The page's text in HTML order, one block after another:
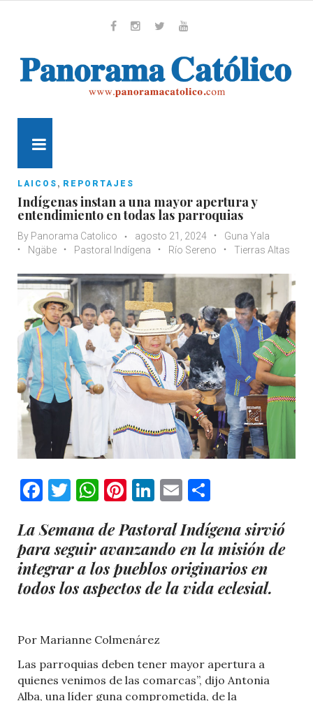
LAICOS , REPORTAJES
Indígenas instan a una mayor apertura y
entendimiento en todas las parroquias
By Panorama Catolico agosto 21, 2024
Guna Yala
Ngäbe
Pastoral Indígena Río Sereno Tierras Altas
Facebook
Twitter
WhatsApp
Pinterest
LinkedIn
Email
La Semana de Pastoral Indígena sirvió
para seguir avanzando en la misión de
integrar a los pueblos originarios en
todos los aspectos de la vida eclesial.
Por Marianne Colmenárez
Las parroquias deben tener mayor apertura a
quienes venimos de las comarcas”, dijo Antonia
Alba, una líder guna comprometida, de la